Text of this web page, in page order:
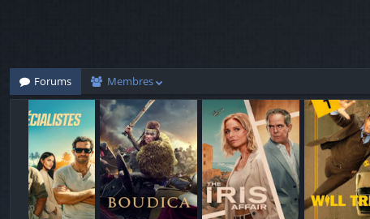
Forums
Membres